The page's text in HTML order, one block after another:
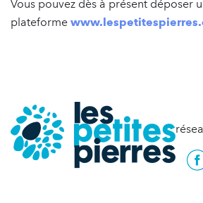
Vous pouvez dès à présent déposer
plateforme